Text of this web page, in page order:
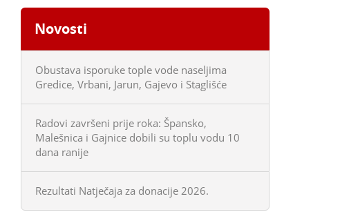
Novosti
Obustava isporuke tople vode naseljima
Gredice, Vrbani, Jarun, Gajevo i Staglišće
Radovi završeni prije roka: Špansko,
Malešnica i Gajnice dobili su toplu vodu 10
dana ranije
Rezultati Natječaja za donacije 2026.